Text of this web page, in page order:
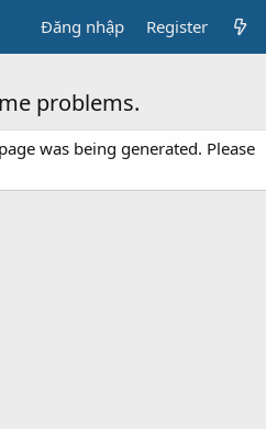
Đăng nhập Register
problems.
was being generated. Please